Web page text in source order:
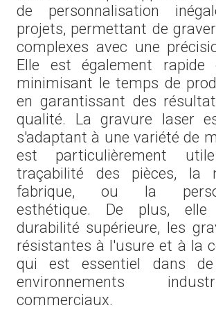
de personnalisation
projets, permettant de
complexes avec une
Elle est également rapide
minimisant le temps de
en garantissant des
qualité. La gravure laser
s'adaptant à une variété de
est particulièrement
traçabilité des pièces, la
fabrique, ou la
esthétique. De plus,
durabilité supérieure, les
résistantes à l'usure et à la
qui est essentiel dans de
environnements
commerciaux.